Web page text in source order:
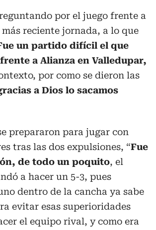
por el juego frente a
reciente jornada, a lo que
un partido difícil el que
a Alianza en Valledupar,
por como se dieron las
a Dios lo sacamos
prepararon para jugar con
tras las dos expulsiones, “Fue
de todo un poquito, el
a hacer un 5-3, pues
dentro de la cancha ya sabe
evitar esas superioridades
el equipo rival, y como era